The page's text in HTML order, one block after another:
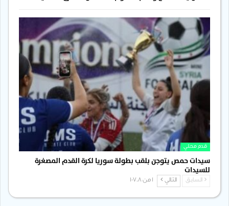
قدم محلي
سيدات حمص يتوجن بلقب بطولة سوريا لكرة القدم المصغرة
للسيدات
السابق التالي